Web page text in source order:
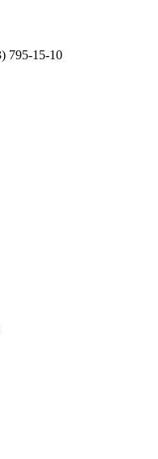
795-15-10